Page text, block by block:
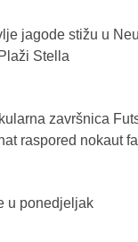
jagode stižu u
Stella
završnica
raspored nokaut
u ponedjeljak